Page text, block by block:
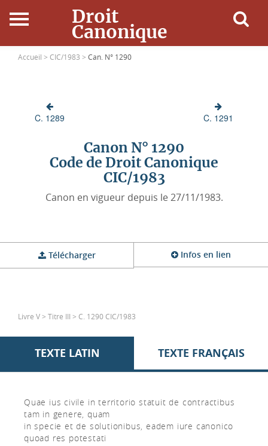
Droit
Canonique
Accueil
Ressources
Accueil > CIC/1983 > Can. N° 1290
C. 1289 C. 1291
Canon N° 1290
Code de Droit Canonique
CIC/1983
Canon en vigueur depuis le 27/11/1983.
Télécharger Infos en lien
Livre V > Titre III > C. 1290 CIC/1983
TEXTE LATIN TEXTE FRANÇAIS
Quae ius civile in territorio statuit de contractibus
tam in genere, quam
in specie et de solutionibus, eadem iure canonico
quoad res potestati